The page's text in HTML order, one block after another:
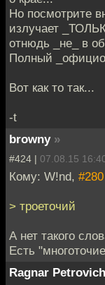
Но посмотрите
излучает
отнюдь _не_ в
Полный
Вот как то так...
-t
browny »
#424 | 07.08.15
Кому: W!nd, #280
> троеточий
А нет такого
Есть
Ragnar Petrovich